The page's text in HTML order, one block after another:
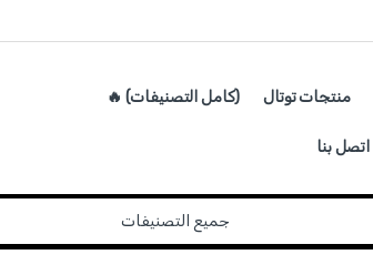
منتجات توتال (كامل التصنيفات) 🔥
اتصل بنا